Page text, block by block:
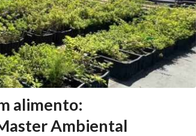
alimento:
Ambiental